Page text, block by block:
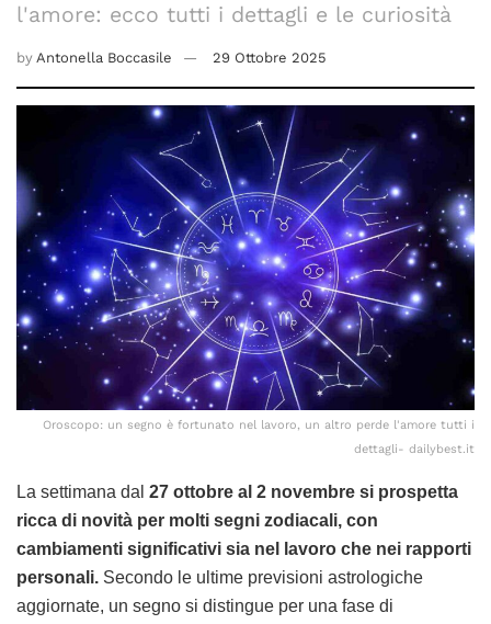
l'amore: ecco tutti i dettagli e le curiosità
by Antonella Boccasile 29 Ottobre 2025
Oroscopo: un segno è fortunato nel lavoro, un altro perde l'amore tutti i
dettagli- dailybest.it
La settimana dal 27 ottobre al 2 novembre si prospetta
ricca di novità per molti segni zodiacali, con
cambiamenti significativi sia nel lavoro che nei rapporti
personali. Secondo le ultime previsioni astrologiche
aggiornate, un segno si distingue per una fase di